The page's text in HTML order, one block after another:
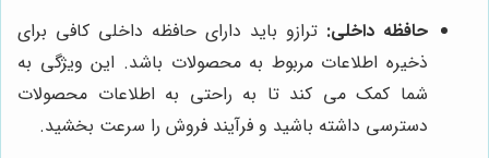
حافظه داخلی: ترازو باید دارای حافظه داخلی کافی برای
ذخیره اطلاعات مربوط به محصولات باشد. این ویژگی به
شما کمک می کند تا به راحتی به اطلاعات محصولات
دسترسی داشته باشید و فرآیند فروش را سرعت بخشید.